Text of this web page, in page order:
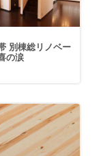
別棟総リノベー
の涙